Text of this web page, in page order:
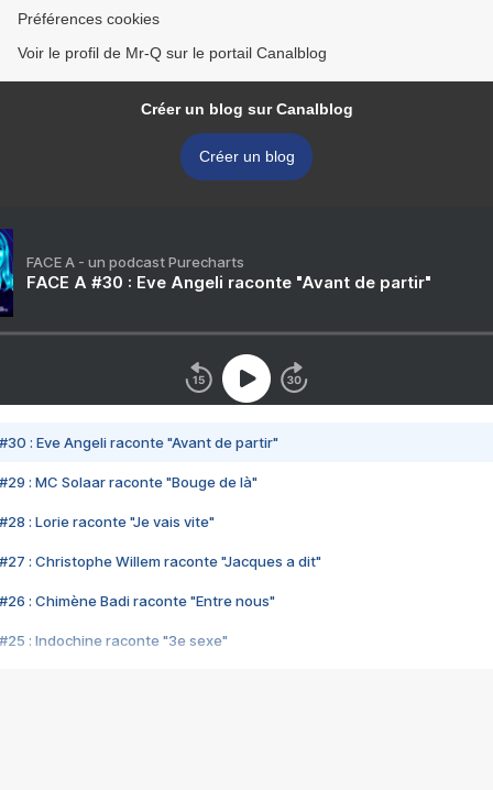
Préférences cookies
Voir le profil de Mr-Q sur le portail Canalblog
Créer un blog sur Canalblog
Créer un blog
FACE A - un podcast Purecharts
FACE A #30 : Eve Angeli raconte "Avant de partir"
#30 : Eve Angeli raconte "Avant de partir"
#29 : MC Solaar raconte "Bouge de là"
#28 : Lorie raconte "Je vais vite"
#27 : Christophe Willem raconte "Jacques a dit"
#26 : Chimène Badi raconte "Entre nous"
#25 : Indochine raconte "3e sexe"